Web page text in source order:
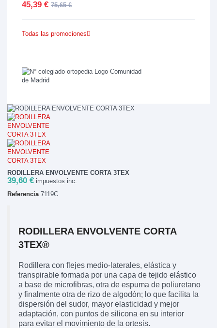
45,39 € 75,65 €
Todas las promociones
RODILLERA ENVOLVENTE CORTA 3TEX
39,60 € impuestos inc.
Referencia 7119C
RODILLERA ENVOLVENTE CORTA
3TEX®
Rodillera con flejes medio-laterales, elástica y
transpirable formada por una capa de tejido elástico
a base de microfibras, otra de espuma de poliuretano
y finalmente otra de rizo de algodón; lo que facilita la
dispersión del sudor, mayor elasticidad y mejor
adaptación, con puntos de silicona en su interior
para evitar el movimiento de la ortesis.